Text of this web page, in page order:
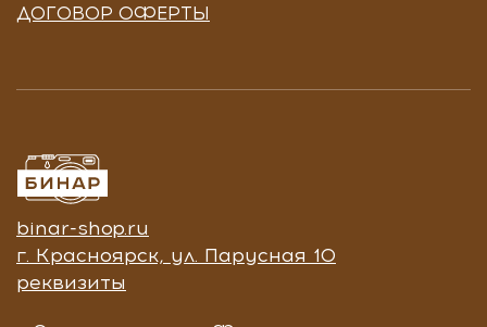
ДОГОВОР ОФЕРТЫ
binar-shop.ru
г. Красноярск, ул. Парусная 10
реквизиты